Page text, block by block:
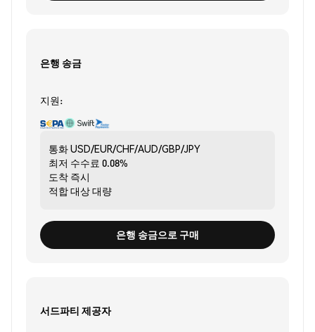
은행 송금
지원:
통화USD/EUR/CHF/AUD/GBP/JPY
최저 수수료 0.08%
도착 즉시
적합 대상대량
은행 송금으로 구매
서드파티 제공자